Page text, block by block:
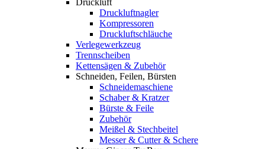
Druckluft
Druckluftnagler
Kompressoren
Druckluftschläuche
Verlegewerkzeug
Trennscheiben
Kettensägen & Zubehör
Schneiden, Feilen, Bürsten
Schneidemaschiene
Schaber & Kratzer
Bürste & Feile
Zubehör
Meißel & Stechbeitel
Messer & Cutter & Schere